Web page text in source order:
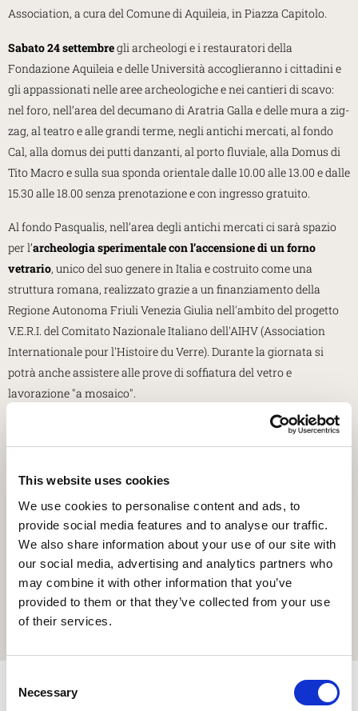
This website uses cookies
We use cookies to personalise content and ads, to
provide social media features and to analyse our traffic.
We also share information about your use of our site with
our social media, advertising and analytics partners who
may combine it with other information that you’ve
provided to them or that they’ve collected from your use
of their services.
Selection
Necessary
Association, a cura del Comune di Aquileia, in Piazza Capitolo.
Sabato 24 settembregli archeologi e i restauratori della
Fondazione Aquileia e delle Università accoglieranno i cittadini e
gli appassionati nelle aree archeologiche e nei cantieri di scavo:
nel foro, nell’area del decumano di Aratria Galla e delle mura a zig-
zag, al teatro e alle grandi terme, negli antichi mercati, al fondo
Cal, alla domus dei putti danzanti, al porto fluviale, alla Domus di
Tito Macro e sulla sua sponda orientale dalle 10.00 alle 13.00 e dalle
15.30 alle 18.00 senza prenotazione e con ingresso gratuito.
Al fondo Pasqualis, nell’area degli antichi mercati ci sarà spazio
per l’archeologia sperimentale con l’accensione di un forno
vetrario, unico del suo genere in Italia e costruito come una
struttura romana, realizzato grazie a un finanziamento della
Regione Autonoma Friuli Venezia Giulia nell'ambito del progetto
V.E.R.I. del Comitato Nazionale Italiano dell'AIHV (Association
Internationale pour l'Histoire du Verre). Durante la giornata si
potrà anche assistere alle prove di soffiatura del vetro e
lavorazione "a mosaico".
In programma anche l'open day al cimitero degli Eroi, l'apertura
straordinaria del giardino di Casa Bertoli, le passeggiate
Festival Non Siamo Atlantide e numerose visite guidate alla
scoperta del nostro patrimonio.
Da non perderedomenica 25 settembrel'esperienza proposta da
Fondazione So.Co.Ba. all'alba e la visita al Museo Paleocristiano di
Aquileia, aperto eccezionalmente dalle 10.00 alle 14.00.